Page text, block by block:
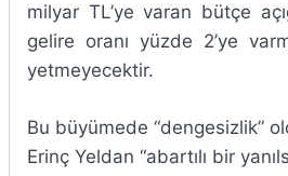
milyar TL’ye varan bütçe
gelire oranı yüzde 2’ye
yetmeyecektir.
Bu büyümede “dengesizlik”
Erinç Yeldan “abartılı bir